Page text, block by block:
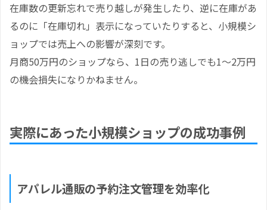
在庫数の更新忘れで売り越しが発生したり、逆に在庫があ
るのに「在庫切れ」表示になっていたりすると、小規模シ
ョップでは売上への影響が深刻です。
月商50万円のショップなら、1日の売り逃しでも1～2万円
の機会損失になりかねません。
実際にあった小規模ショップの成功事例
アパレル通販の予約注文管理を効率化